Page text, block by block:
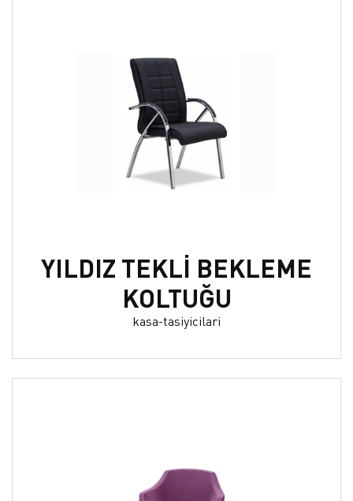
YILDIZ TEKLİ BEKLEME
KOLTUĞU
kasa-tasiyicilari